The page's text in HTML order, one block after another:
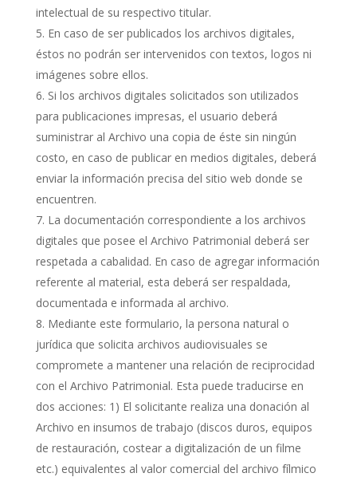
intelectual de su respectivo titular.
En caso de ser publicados los archivos digitales,
éstos no podrán ser intervenidos con textos, logos ni
imágenes sobre ellos.
Si los archivos digitales solicitados son utilizados
para publicaciones impresas, el usuario deberá
suministrar al Archivo una copia de éste sin ningún
costo, en caso de publicar en medios digitales, deberá
enviar la información precisa del sitio web donde se
encuentren.
La documentación correspondiente a los archivos
digitales que posee el Archivo Patrimonial deberá ser
respetada a cabalidad. En caso de agregar información
referente al material, esta deberá ser respaldada,
documentada e informada al archivo.
Mediante este formulario, la persona natural o
jurídica que solicita archivos audiovisuales se
compromete a mantener una relación de reciprocidad
con el Archivo Patrimonial. Esta puede traducirse en
dos acciones: 1) El solicitante realiza una donación al
Archivo en insumos de trabajo (discos duros, equipos
de restauración, costear a digitalización de un filme
etc.) equivalentes al valor comercial del archivo fílmico